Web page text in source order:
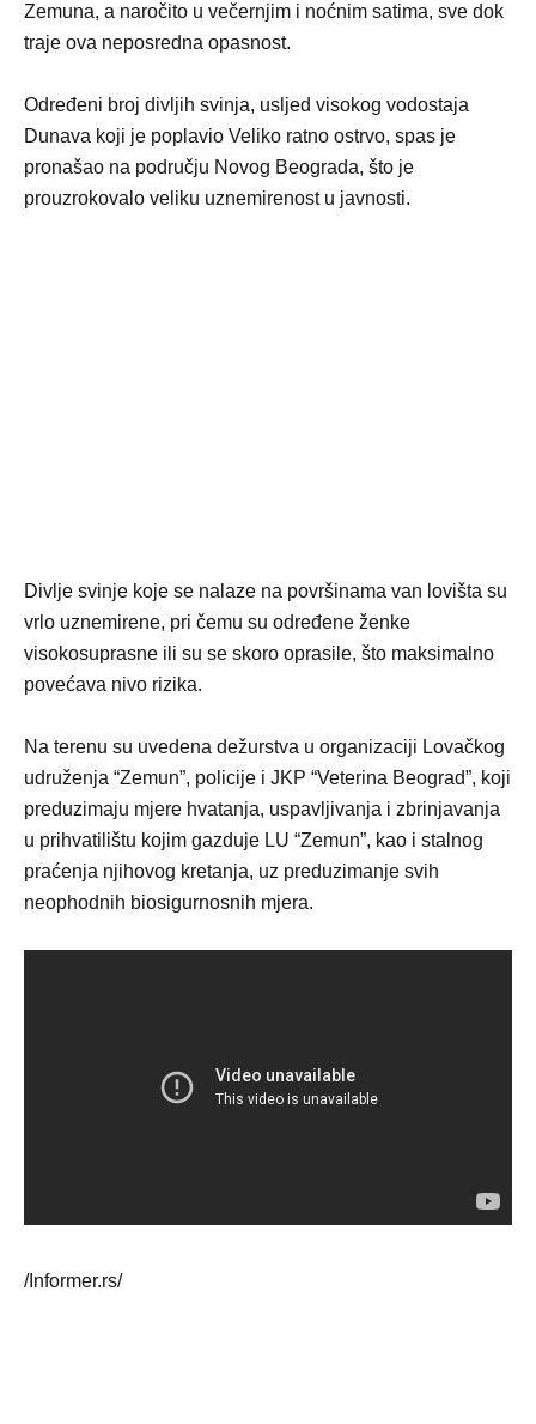
Zemuna, a naročito u večernjim i noćnim satima, sve dok
traje ova neposredna opasnost.
Određeni broj divljih svinja, usljed visokog vodostaja
Dunava koji je poplavio Veliko ratno ostrvo, spas je
pronašao na području Novog Beograda, što je
prouzrokovalo veliku uznemirenost u javnosti.
Divlje svinje koje se nalaze na površinama van lovišta su
vrlo uznemirene, pri čemu su određene ženke
visokosuprasne ili su se skoro oprasile, što maksimalno
povećava nivo rizika.
Na terenu su uvedena dežurstva u organizaciji Lovačkog
udruženja “Zemun”, policije i JKP “Veterina Beograd”, koji
preduzimaju mjere hvatanja, uspavljivanja i zbrinjavanja
u prihvatilištu kojim gazduje LU “Zemun”, kao i stalnog
praćenja njihovog kretanja, uz preduzimanje svih
neophodnih biosigurnosnih mjera.
/Informer.rs/